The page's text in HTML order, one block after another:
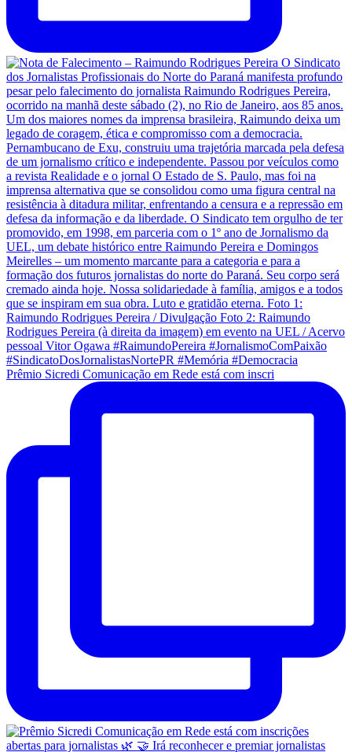
Prêmio Sicredi Comunicação em Rede está com inscri